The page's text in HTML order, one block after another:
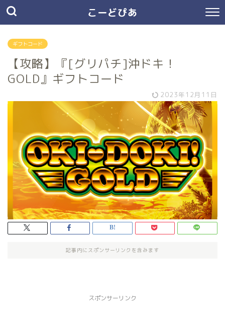
こーどぴあ
ギフトコード
【攻略】『[グリパチ]沖ドキ！
GOLD』ギフトコード
2023年12月11日
記事内にスポンサーリンクを含みます
スポンサーリンク